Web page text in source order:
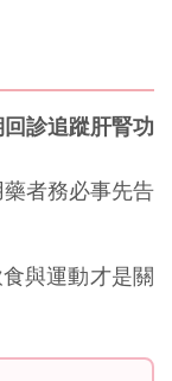
回診追蹤肝腎功
者務必事先告
與運動才是關